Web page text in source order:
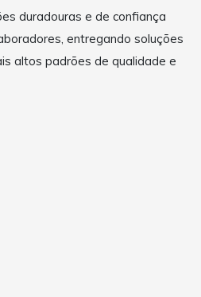
duradouras e de confiança
entregando soluções
altos padrões de qualidade e